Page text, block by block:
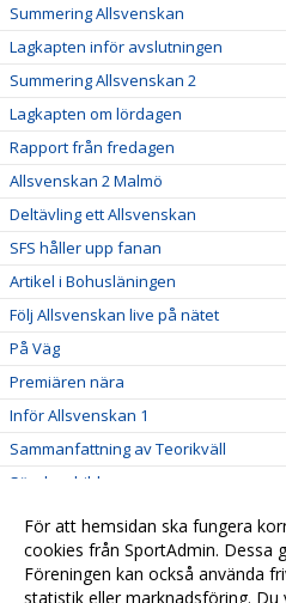
Summering Allsvenskan
Lagkapten inför avslutningen
Summering Allsvenskan 2
Lagkapten om lördagen
Rapport från fredagen
Allsvenskan 2 Malmö
Deltävling ett Allsvenskan
SFS håller upp fanan
Artikel i Bohusläningen
Följ Allsvenskan live på nätet
På Väg
Premiären nära
Inför Allsvenskan 1
Sammanfattning av Teorikväll
Söndagsbilder
Allsvensk Träningshelg
Inbjudan till teorikväll
J/70 on road
För att hemsidan ska fungera
cookies från SportAdmin. Dessa
Föreningen kan också använda
statistik eller marknadsföring. Du